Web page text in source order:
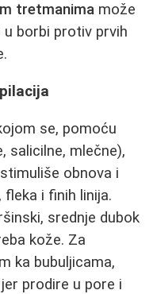
tretmanima može
borbi protiv prvih
se, pomoću
salicilne, mlečne),
obnova i
i finih linija.
srednje dubok
kože. Za
ka bubuljicama,
prodire u pore i